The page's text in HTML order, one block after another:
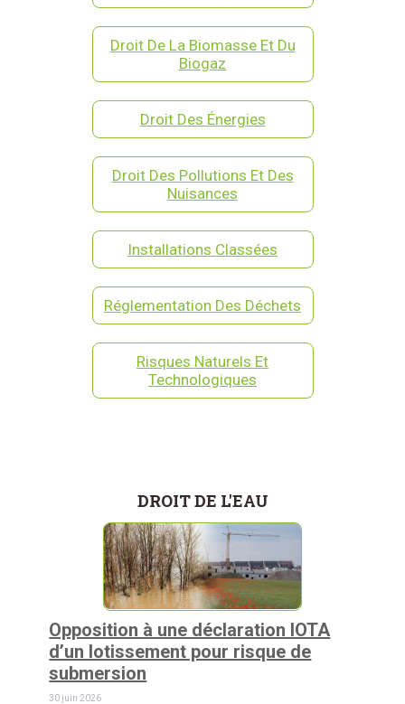
Droit De La Biomasse Et Du
Biogaz
Droit Des Énergies
Droit Des Pollutions Et Des
Nuisances
Installations Classées
Réglementation Des Déchets
Risques Naturels Et
Technologiques
DROIT DE L'EAU
Opposition à une déclaration IOTA
d’un lotissement pour risque de
submersion
30 juin 2026